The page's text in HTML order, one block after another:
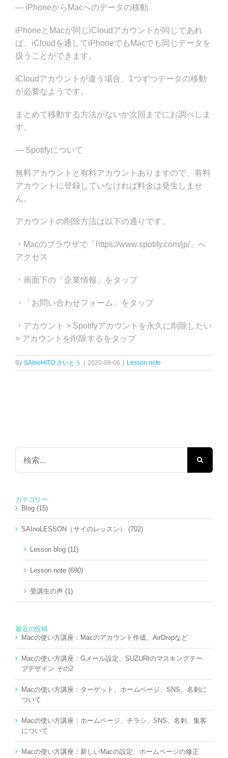
— iPhoneからMacへのデータの移動
iPhoneとMacが同じiCloudアカウントが同じであれ
ば、iCloudを通してiPhoneでもMacでも同じデータを
扱うことができます。
iCloudアカウントが違う場合、1つずつデータの移動
が必要なようです。
まとめて移動する方法がないか次回までにお調べしま
す。
— Spotifyについて
無料アカウントと有料アカウントありますので、有料
アカウントに登録していなければ料金は発生しませ
ん。
アカウントの削除方法は以下の通りです。
・Macのブラウザで「https://www.spotify.com/jp/」へ
アクセス
・画面下の「企業情報」をタップ
・「お問い合わせフォーム」をタップ
・アカウント > Spotifyアカウントを永久に削除したい
> アカウントを削除するをタップ
By SAInoHITO さいとう 2020-09-06 Lesson note
検
…
カテゴリー
Blog (15)
SAInoLESSON（サイのレッスン） (702)
Lesson blog (11)
Lesson note (690)
受講生の声 (1)
最近の投稿
Macの使い方講座：Macのアカウント作成、AirDropなど
Macの使い方講座：Gメール設定、SUZURIのマスキングテー
プデザイン その2
Macの使い方講座：ターゲット、ホームページ、SNS、名刺に
ついて
Macの使い方講座：ホームページ、チラシ、SNS、名刺、集客
について
Macの使い方講座：新しいMacの設定、ホームページの修正